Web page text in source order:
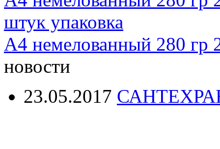
А4 немелованный 280 гр
новости
23.05.2017